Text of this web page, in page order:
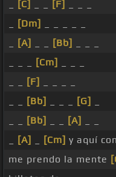
[C] [F]
[Dm]
[A] [Bb]
[Cm]
[F]
[Bb] [G]
[Bb] [A]
[A] [Cm] y aquí
me prendo la mente